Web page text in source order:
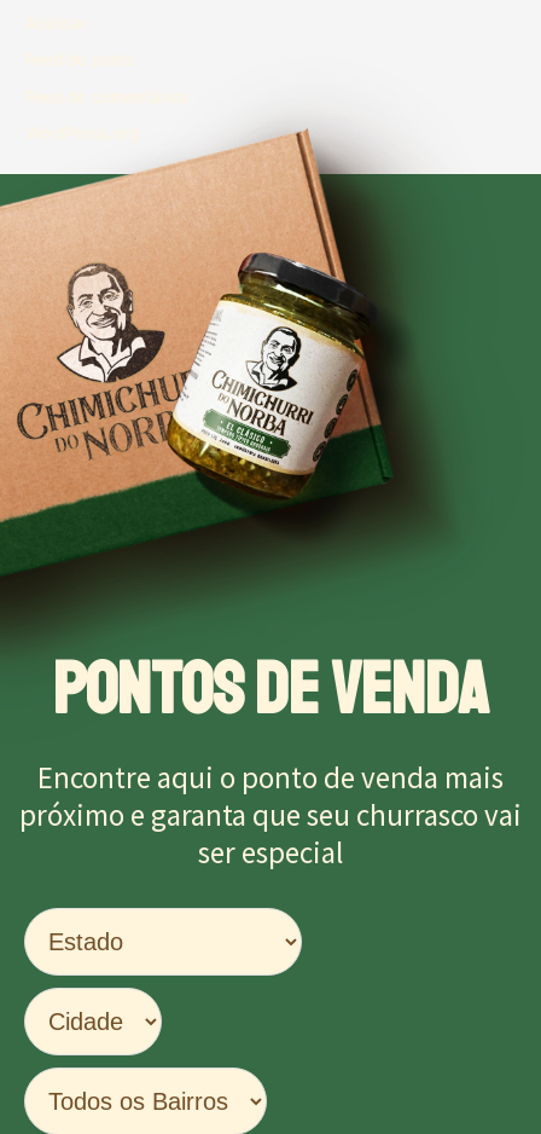
Acessar
Feed de posts
Feed de comentários
WordPress.org
PONTOS DE VENDA
Encontre aqui o ponto de venda mais
próximo e garanta que seu churrasco vai
ser especial